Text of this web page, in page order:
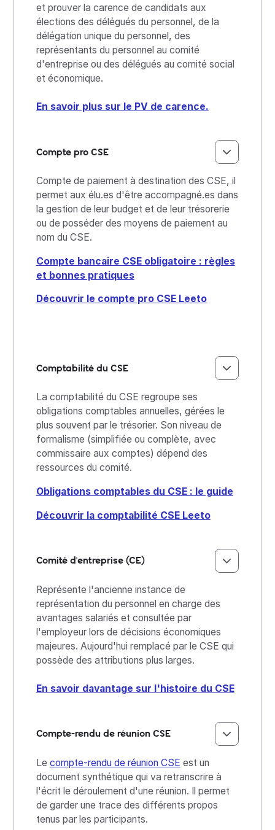
et prouver la carence de candidats aux
élections des délégués du personnel, de la
délégation unique du personnel, des
représentants du personnel au comité
d'entreprise ou des délégués au comité social
et économique.
En savoir plus sur le PV de carence.
Compte pro CSE
Compte de paiement à destination des CSE, il
permet aux élu.es d'être accompagné.es dans
la gestion de leur budget et de leur trésorerie
ou de posséder des moyens de paiement au
nom du CSE.
Compte bancaire CSE obligatoire : règles
et bonnes pratiques
Découvrir le compte pro CSE Leeto
Comptabilité du CSE
La comptabilité du CSE regroupe ses
obligations comptables annuelles, gérées le
plus souvent par le trésorier. Son niveau de
formalisme (simplifiée ou complète, avec
commissaire aux comptes) dépend des
ressources du comité.
Obligations comptables du CSE : le guide
Découvrir la comptabilité CSE Leeto
Comité d'entreprise (CE)
Représente l'ancienne instance de
représentation du personnel en charge des
avantages salariés et consultée par
l'employeur lors de décisions économiques
majeures. Aujourd'hui remplacé par le CSE qui
possède des attributions plus larges.
En savoir davantage sur l'histoire du CSE
Compte-rendu de réunion CSE
Le compte-rendu de réunion CSE est un
document synthétique qui va retranscrire à
l'écrit le déroulement d'une réunion. Il permet
de garder une trace des différents propos
tenus par les participants.